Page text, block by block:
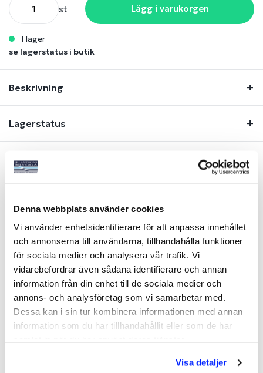
Denna webbplats använder cookies
Vi använder enhetsidentifierare för att anpassa innehållet
och annonserna till användarna, tillhandahålla funktioner
för sociala medier och analysera vår trafik. Vi
vidarebefordrar även sådana identifierare och annan
information från din enhet till de sociala medier och
annons- och analysföretag som vi samarbetar med.
Dessa kan i sin tur kombinera informationen med annan
information som du har tillhandahållit eller som de har
Visa detaljer
st Lägg i varukorgen
i lager
se lagerstatus i butik
Beskrivning
Lagerstatus
Fråga om produkt
-34%
USB-LADDARE 30W